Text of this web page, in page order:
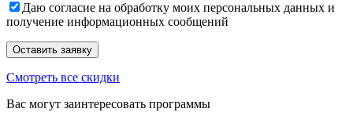
Даю согласие на обработку моих персональных данных и
получение информационных сообщений
Смотреть все скидки
Вас могут заинтересовать программы